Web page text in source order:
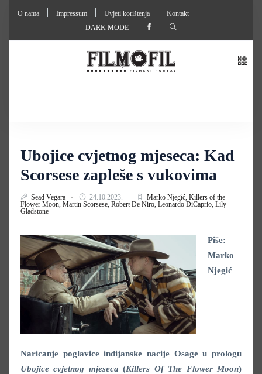
O nama Impressum Uvjeti korištenja
Kontakt
DARK MODE
Ubojice cvjetnog mjeseca: Kad
Scorsese zapleše s vukovima
Sead Vegara 24.10.2023. Marko Njegić, Killers of the
Flower Moon, Martin Scorsese, Robert De Niro, Leonardo DiCaprio, Lily
Gladstone
Piše:
Marko
Njegić
Naricanje poglavice indijanske nacije Osage u prologu
Ubojice cvjetnog mjeseca (Killers Of The Flower Moon)